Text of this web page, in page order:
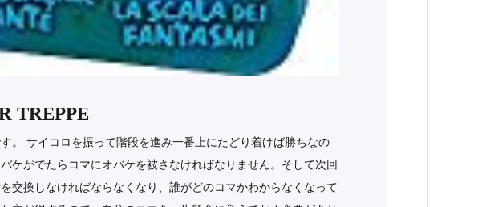
TREPPE
。 サイコロを振って階段を進み一番上にたどり着けば勝ちなの
ケがでたらコマにオバケを被さなければなりません。そして次回
交換しなければならなくなり、誰がどのコマかわからなくなって